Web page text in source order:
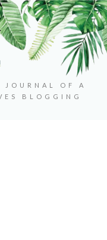
JOURNAL OF A
BLOGGING